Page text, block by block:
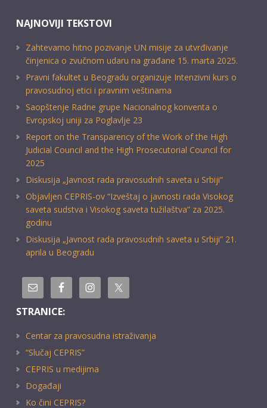
NAJNOVIJI TEKSTOVI
Zahtevamo hitno pozivanje UN misije za utvrđivanje
činjenica o zvučnom udaru na građane 15. marta 2025.
Pravni fakultet u Beogradu organizuje Intenzivni kurs o
pravosudnoj etici i pravnim veštinama
Saopštenje Radne grupe Nacionalnog konventa o
Evropskoj uniji za Poglavlje 23
Report on the Transparency of the Work of the High
Judicial Council and the High Prosecutorial Council for
2025
Diskusija „Javnost rada pravosudnih saveta u Srbiji“
Objavljen CEPRIS-ov “Izveštaj o javnosti rada Visokog
saveta sudstva i Visokog saveta tužilaštva” za 2025.
godinu
Diskusija „Javnost rada pravosudnih saveta u Srbiji” 21.
aprila u Beogradu
STRANICE:
Centar za pravosudna istraživanja
“Slučaj CEPRIS”
CEPRIS u medijima
Događaji
Ko čini CEPRIS?